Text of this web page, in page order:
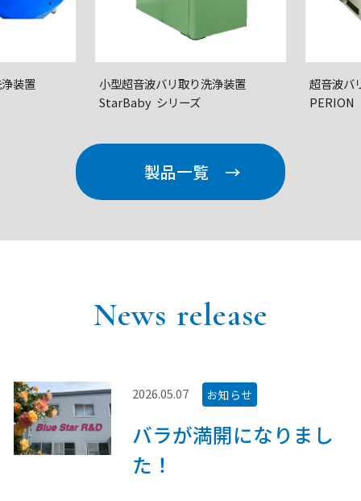
装置 小型超音波バリ取り洗浄装置
StarBaby シリーズ
超音波バ
PERION
製品一覧 →
News release
2026.05.07 お知らせ
バラが満開になりまし
た！